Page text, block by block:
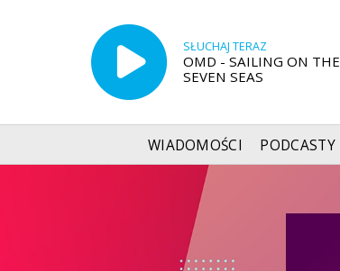
SŁUCHAJ TERAZ
OMD - SAILING ON THE
SEVEN SEAS
WIADOMOŚCI PODCASTY